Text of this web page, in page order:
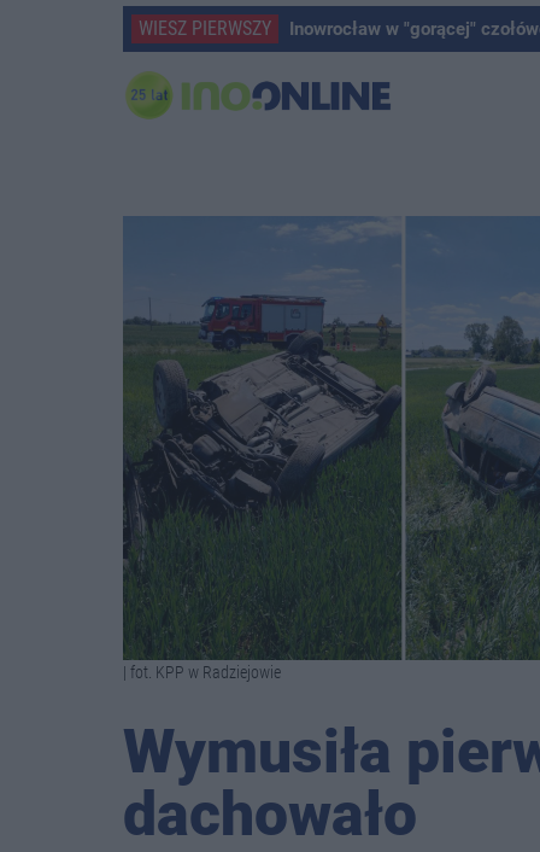
WIESZ PIERWSZY Inowrocław w "gorącej"
| fot. KPP w Radziejowie
Wymusiła
dachowało